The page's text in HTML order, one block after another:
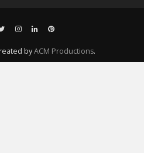
byACM Productions.